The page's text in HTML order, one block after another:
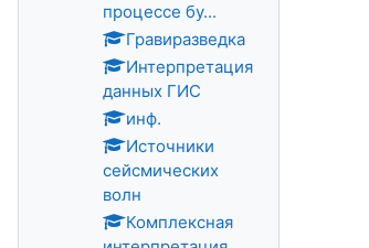
процессе бу...
Гравиразведка
Интерпретация
данных ГИС
инф.
Источники
сейсмических
волн
Комплексная